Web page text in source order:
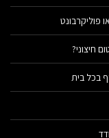
פוליקרבונט
חיצוני?
בכל בית